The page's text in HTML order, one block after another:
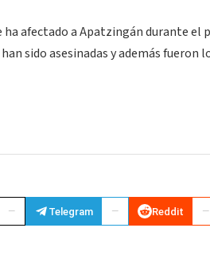
afectado a Apatzingán durante el
sido asesinadas y además fueron
Telegram Reddit